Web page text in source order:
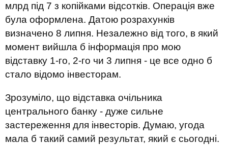
млрд під 7 з копійками відсотків. Операція вже
була оформлена. Датою розрахунків
визначено 8 липня. Незалежно від того, в який
момент вийшла б інформація про мою
відставку 1-го, 2-го чи 3 липня - це все одно б
стало відомо інвесторам.
Зрозуміло, що відставка очільника
центрального банку - дуже сильне
застереження для інвесторів. Думаю, угода
мала б такий самий результат, який є сьогодні.